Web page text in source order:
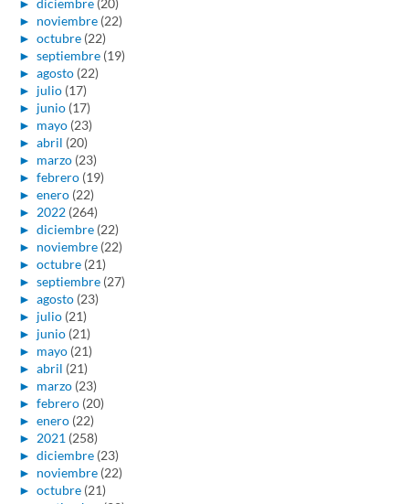
► noviembre (22)
► octubre (22)
► septiembre (19)
► agosto (22)
► julio (17)
► junio (17)
► mayo (23)
► abril (20)
► marzo (23)
► febrero (19)
► enero (22)
► 2022 (264)
► diciembre (22)
► noviembre (22)
► octubre (21)
► septiembre (27)
► agosto (23)
► julio (21)
► junio (21)
► mayo (21)
► abril (21)
► marzo (23)
► febrero (20)
► enero (22)
► 2021 (258)
► diciembre (23)
► noviembre (22)
► octubre (21)